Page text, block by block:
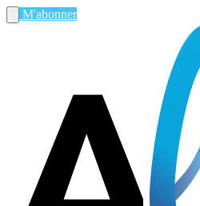
M'abonner